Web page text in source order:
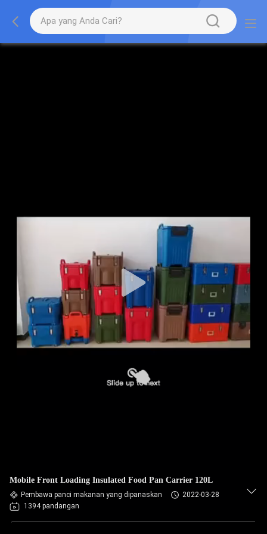
Mobile Front Loading Insulated Food Pan Carrier 120L
Pembawa panci makanan yang dipanaskan
2022-03-28
1394 pandangan